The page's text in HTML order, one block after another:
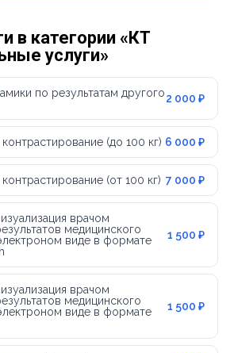
в категории «КТ
услуги»
по результатам другого2 000 ₽
(до 100 кг) 6 000 ₽
(от 100 кг) 7 000 ₽
врачом
медицинского
виде в формате
1 500 ₽
врачом
медицинского
виде в формате
1 500 ₽